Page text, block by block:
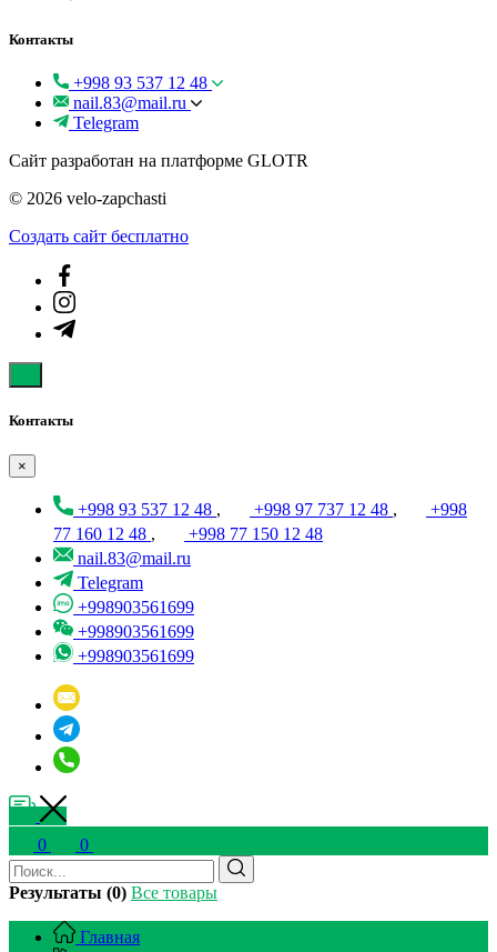
Контакты
+998 93 537 12 48
nail.83@mail.ru
Telegram
Сайт разработан на платформе GLOTR
© 2026 velo-zapchasti
Создать cайт бесплатно
Контакты
×
+998 93 537 12 48 , +998 97 737 12 48 ,
+998
77 160 12 48 ,
+998 77 150 12 48
nail.83@mail.ru
Telegram
+998903561699
+998903561699
+998903561699
0 0
Результаты (0) Все товары
Главная